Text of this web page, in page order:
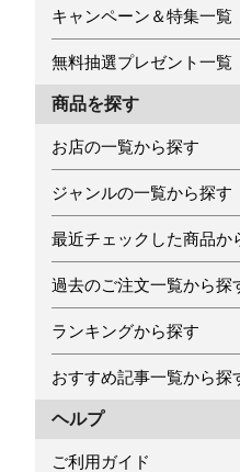
キャンペーン＆特集一覧
無料抽選プレゼント一覧
商品を探す
お店の一覧から探す
ジャンルの一覧から探す
最近チェックした商品か
過去のご注文一覧から探
ランキングから探す
おすすめ記事一覧から探
ヘルプ
ご利用ガイド